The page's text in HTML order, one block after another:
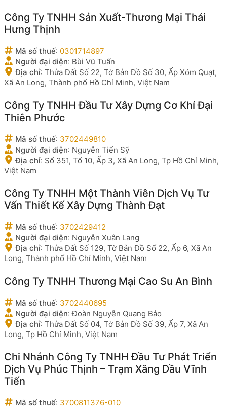
Công Ty TNHH Sản Xuất-Thương Mại Thái
Hưng Thịnh
Mã số thuế: 0301714897
Người đại diện: Bùi Vũ Tuấn
Địa chỉ: Thửa Đất Số 22, Tờ Bản Đồ Số 30, Ấp Xóm Quạt,
Xã An Long, Thành phố Hồ Chí Minh, Việt Nam
Công Ty TNHH Đầu Tư Xây Dựng Cơ Khí Đại
Thiên Phước
Mã số thuế: 3702449810
Người đại diện: Nguyễn Tiến Sỹ
Địa chỉ: Số 351, Tổ 10, Ấp 3, Xã An Long, Tp Hồ Chí Minh,
Việt Nam
Công Ty TNHH Một Thành Viên Dịch Vụ Tư
Vấn Thiết Kế Xây Dựng Thành Đạt
Mã số thuế: 3702429412
Người đại diện: Nguyễn Xuân Lang
Địa chỉ: Thửa Đất Số 129, Tờ Bản Đồ Số 22, Ấp 6, Xã An
Long, Thành phố Hồ Chí Minh, Việt Nam
Công Ty TNHH Thương Mại Cao Su An Bình
Mã số thuế: 3702440695
Người đại diện:Đoàn Nguyễn Quang Bảo
Địa chỉ: Thửa Đất Số 04, Tờ Bản Đồ Số 39, Ấp 7, Xã An
Long, Tp Hồ Chí Minh, Việt Nam
Chi Nhánh Công Ty TNHH Đầu Tư Phát Triển
Dịch Vụ Phúc Thịnh – Trạm Xăng Dầu Vĩnh
Tiến
Mã số thuế: 3700811376-010